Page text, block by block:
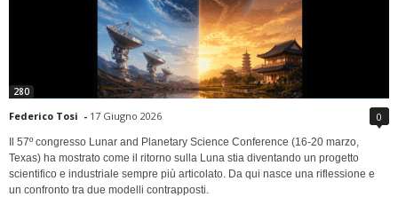
280
Federico Tosi - 17 Giugno 2026 0
Il 57º congresso Lunar and Planetary Science Conference (16-20 marzo,
Texas) ha mostrato come il ritorno sulla Luna stia diventando un progetto
scientifico e industriale sempre più articolato. Da qui nasce una riflessione e
un confronto tra due modelli contrapposti.